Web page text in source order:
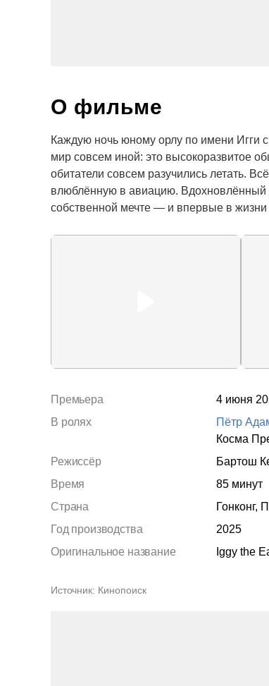
О фильме
Каждую ночь юному орлу по имени Игги
мир совсем иной: это высокоразвитое
обитатели совсем разучились летать.
влюблённую в авиацию. Вдохновлённый
собственной мечте — и впервые в жизни
Премьера
4 июня
В ролях
Пётр
Косма
Режиссёр
Бартош
Время
85 минут
Страна
Гонконг,
Год производства
2025
Оригинальное название
Iggy the
Источник Кинопоиск